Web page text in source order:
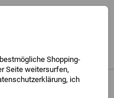
Shopping-
Seite weitersurfen,
ich